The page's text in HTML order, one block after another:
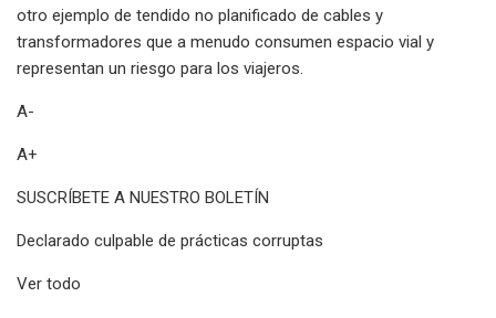
otro ejemplo de tendido no planificado de cables y
transformadores que a menudo consumen espacio vial y
representan un riesgo para los viajeros.
A-
A+
SUSCRÍBETE A NUESTRO BOLETÍN
Declarado culpable de prácticas corruptas
Ver todo